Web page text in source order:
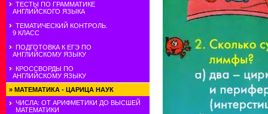
ТЕСТЫ ПО ГРАММАТИКЕ
АНГЛИЙСКОГО ЯЗЫКА
ТЕМАТИЧЕСКИЙ КОНТРОЛЬ.
9 КЛАСС
ПОДГОТОВКА К ЕГЭ ПО
АНГЛИЙСКОМУ ЯЗЫКУ
КРОССВОРДЫ ПО
АНГЛИЙСКОМУ ЯЗЫКУ
» МАТЕМАТИКА - ЦАРИЦА НАУК
ЧИСЛА: ОТ АРИФМЕТИКИ ДО ВЫСШЕЙ
МАТЕМАТИКИ